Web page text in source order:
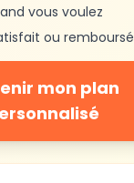
vous voulez
ou remboursé
mon plan